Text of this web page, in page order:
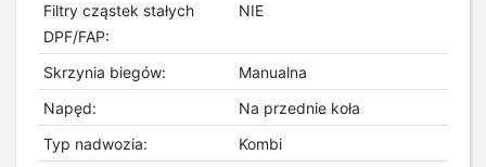
Filtry cząstek stałych
DPF/FAP:
NIE
Skrzynia biegów:
Manualna
Napęd:
Na przednie koła
Typ nadwozia:
Kombi